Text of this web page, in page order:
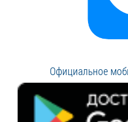
Официальное